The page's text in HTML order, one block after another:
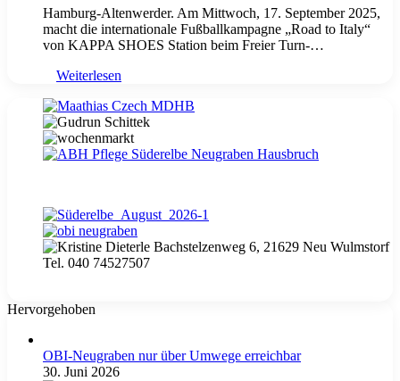
Hamburg-Altenwerder. Am Mittwoch, 17. September 2025,
macht die internationale Fußballkampagne „Road to Italy“
von KAPPA SHOES Station beim Freier Turn-…
Weiterlesen
Hervorgehoben
OBI-Neugraben nur über Umwege erreichbar
30. Juni 2026